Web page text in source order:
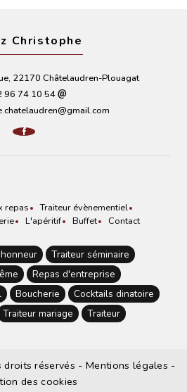
Christophe
22170 Châtelaudren-Plouagat
96 74 10 54
repas
Traiteur évènementiel
L'apéritif Buffet Contact
Traiteur séminaire
Repas d'entreprise
Boucherie
Cocktails dinatoire
Traiteur mariage Traiteur
réservés - Mentions légales -
des cookies